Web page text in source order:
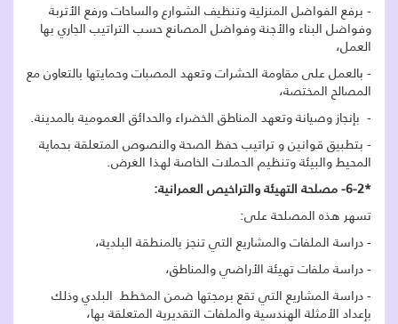
- برفع الفواضل المنزلية وتنظيف الشوارع والساحات ورفع الأتربة
وفواضل البناء والأجنة وفواضل المصانع حسب التراتيب الجاري بها
العمل،
- بالعمل على مقاومة الحشرات وتعهد المصبات وحمايتها بالتعاون مع
المصالح المختصة،
- بإنجاز وصيانة وتعهد المناطق الخضراء والحدائق العمومية بالمدينة.
- بتطبيق قوانين و تراتيب حفظ الصحة والنصوص المتعلقة بحماية
المحيط والبيئة وتنظيم الحملات الخاصة لهذا الغرض.
*6-2- مصلحة التهيئة والتراخيص العمرانية:
تسهر هذه المصلحة على:
- دراسة الملفات والمشاريع التي تنجز بالمنطقة البلدية،
- دراسة ملفات تهيئة الأراضي والمناطق،
- دراسة المشاريع التي تقع برمجتها ضمن المخطط البلدي وذلك
بإعداد الأمثلة الهندسية والملفات التقديرية المتعلقة بها،